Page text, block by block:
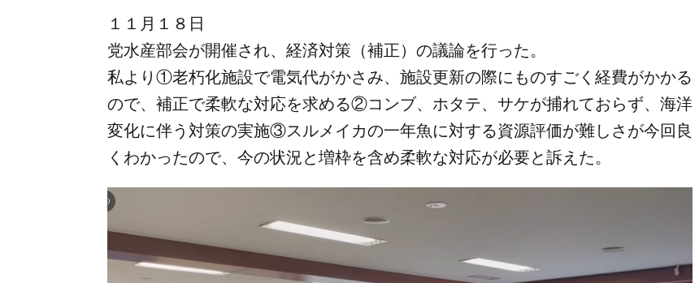
１１月１８日
党水産部会が開催され、経済対策（補正）の議論を行った。
私より①老朽化施設で電気代がかさみ、施設更新の際にものすごく経費がかかる
ので、補正で柔軟な対応を求める②コンブ、ホタテ、サケが捕れておらず、海洋
変化に伴う対策の実施③スルメイカの一年魚に対する資源評価が難しさが今回良
くわかったので、今の状況と増枠を含め柔軟な対応が必要と訴えた。